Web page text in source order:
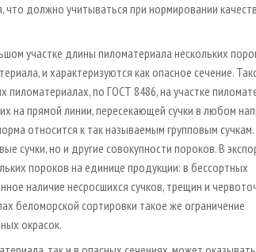
что должно учитываться при нормировании
участке длины пиломатериала нескольких
и характеризуются как опасное сечение.
по ГОСТ 8486, на участке
на прямой линии, пересекающей сучки в любом
относится к так называемым групповым
сучки, но и другие совокупности пороков. В
пороков на единице продукции: в бессортных
наличие несросшихся сучков, трещин и
беломорской сортировки такое же ограничение
окрасок.